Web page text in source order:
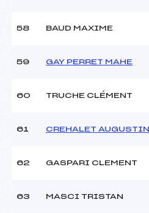
58 BAUD MAXIME
59 GAY PERRET MAHE
60 TRUCHE CLÉMENT
61 CREHALET AUGUSTIN
62 GASPARI CLEMENT
63 MASCI TRISTAN